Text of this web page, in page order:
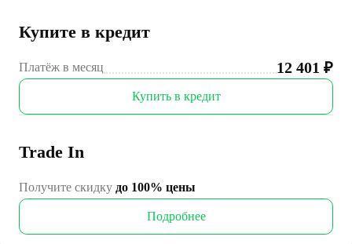
Купите в кредит
Платёж в месяц 12 401 ₽
Купить в кредит
Trade In
Получите скидку до 100% цены
Подробнее